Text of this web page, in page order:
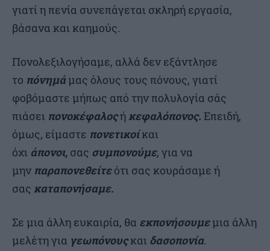
γιατί η πενία συνεπάγεται σκληρή εργασία,
βάσανα και καημούς.
Πονολεξιλογήσαμε, αλλά δεν εξάντλησε
το πόνημάμας όλους τους πόνους, γιατί
φοβόμαστε μήπως από την πολυλογία σάς
πιάσει πονοκέφαλοςήκεφαλόπονος. Επειδή,
όμως, είμαστε πονετικοίκαι
όχι άπονοι, σας συμπονούμε, για να
μην παραπονεθείτεότι σας κουράσαμε ή
σας καταπονήσαμε.
Σε μια άλλη ευκαιρία, θα εκπονήσουμεμια άλλη
μελέτη για γεωπόνουςκαι δασοπονία.